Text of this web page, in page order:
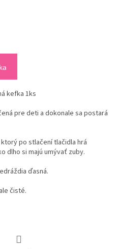
kefka 1ks
pre deti a dokonale sa postará
po stlačení tlačidla hrá
dlho si majú umývať zuby.
ďasná.
čisté.